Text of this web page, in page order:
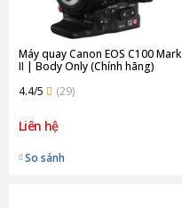
Máy quay Canon EOS C100 Mark
II | Body Only (Chính hãng)
4.4/5
(29)
Liên hệ
So sánh